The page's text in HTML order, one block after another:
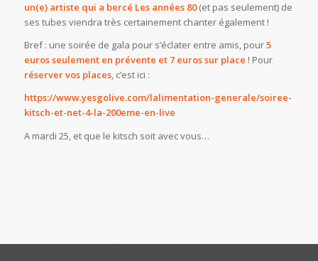
un(e) artiste qui a bercé Les années 80(et pas seulement) de
ses tubes viendra très certainement chanter également !
Bref : une soirée de gala pour s’éclater entre amis, pour5
euros seulement en prévente et 7 euros sur place ! Pour
réserver vos places, c’est ici :
https://www.yesgolive.com/lalimentation-generale/soiree-
kitsch-et-net-4-la-200eme-en-live
A mardi 25, et que le kitsch soit avec vous…